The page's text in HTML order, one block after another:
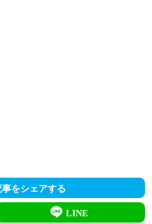
をシェアする
LINE